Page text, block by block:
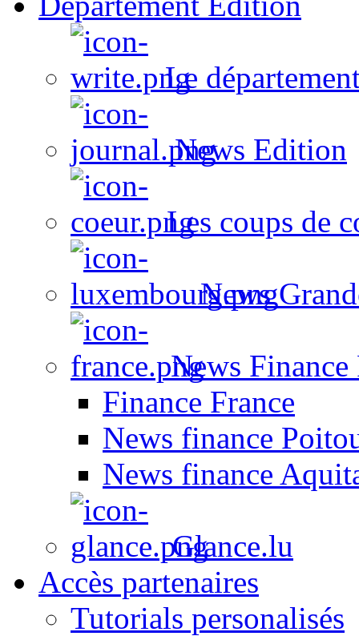
Le
News Edition
Les coups de
News
News Finance
Finance France
News finance
News finance
Glance.lu
Accès partenaires
Tutorials personalisés